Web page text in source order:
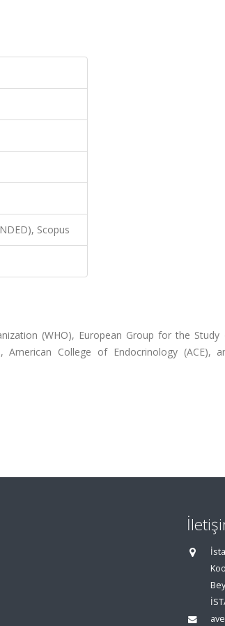
Scopus
(WHO), European Group for the Study
American College of Endocrinology (ACE),